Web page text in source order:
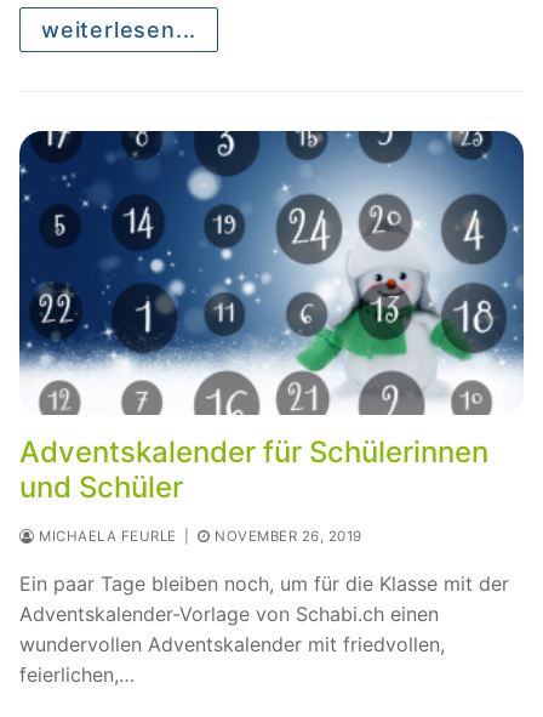
weiterlesen...
Adventskalender für Schülerinnen
und Schüler
MICHAELA FEURLE NOVEMBER 26, 2019
Ein paar Tage bleiben noch, um für die Klasse mit der
Adventskalender-Vorlage von Schabi.ch einen
wundervollen Adventskalender mit friedvollen,
feierlichen,…